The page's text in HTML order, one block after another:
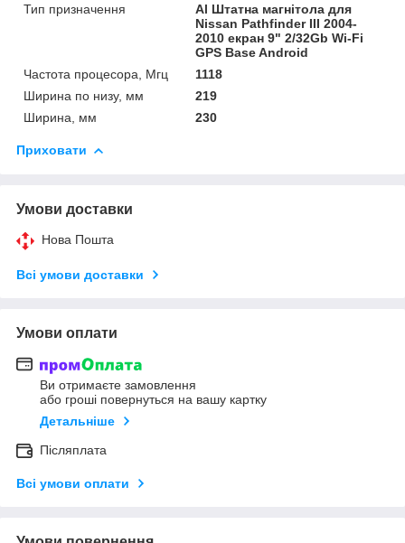
Тип призначення
Al Штатна магнітола для
Nissan Pathfinder III 2004-
2010 екран 9" 2/32Gb Wi-Fi
GPS Base Android
Частота процесора, Мгц
1118
Ширина по низу, мм
219
Ширина, мм
230
Приховати
Умови доставки
Нова Пошта
Всі умови доставки
Умови оплати
Ви отримаєте замовлення
або гроші повернуться на вашу картку
Детальніше
Післяплата
Всі умови оплати